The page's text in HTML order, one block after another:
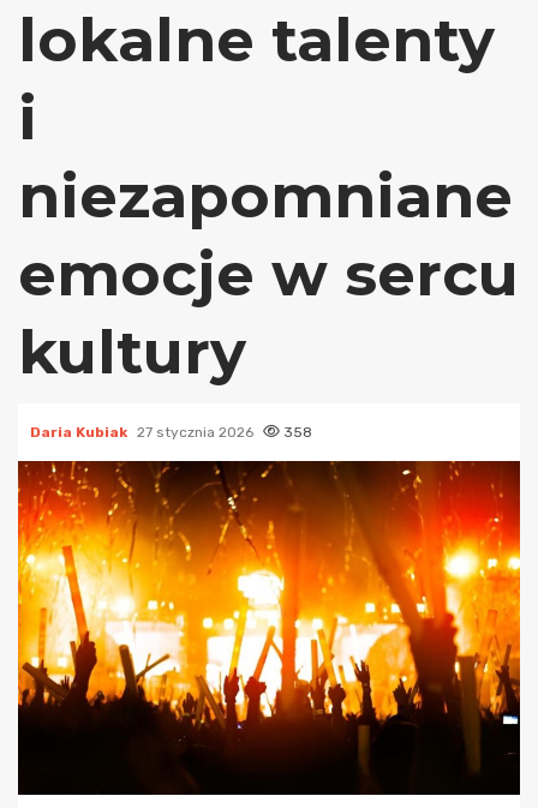
lokalne talenty
i
niezapomniane
emocje w sercu
kultury
Daria Kubiak 27 stycznia 2026 358